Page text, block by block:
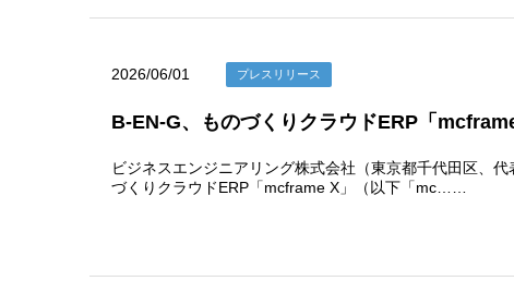
2026/06/01 プレスリリース
B-EN-G、ものづくりクラウドERP「
ビジネスエンジニアリング株式会社（東京都千代田区、
づくりクラウドERP「mcframe X」（以下「mc……